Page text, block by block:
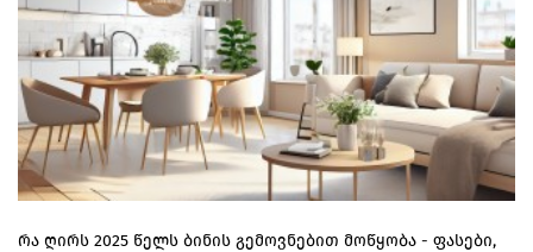
რა ღირს 2025 წელს ბინის გემოვნებით მოწყობა - ფასები,